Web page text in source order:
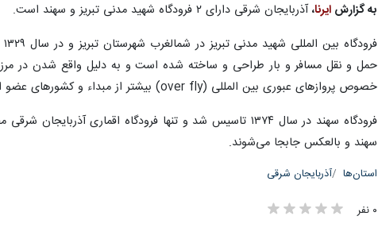
به گزارش ایرنا،آذربایجان شرقی دارای ۲ فرودگاه شهید مدنی تبریز و سهند است.
حمل و نقل مسافر و بار طراحی و ساخته شده است و به دلیل واقع شدن در مرز و
خصوص پروازهای عبوری بین المللی (over fly) بیشتر از مبداء و کشورهای عضو اتحادیه اروپا به مقصد کشورهای آسیایی جنوب شرقی و آسیای میانه و بالعکس انجام می شود.
فرودگاه سهند در سال ۱۳۷۴ تاسیس شد و تنها فرودگاه
سهند و بالعکس جابجا می‌شوند.
استان‌ها آذربایجان شرقی
۰ نفر